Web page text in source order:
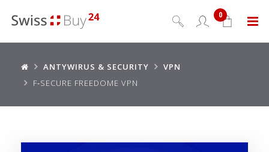
Menu
0
ANTYWIRUS & SECURITY
VPN
F‑SECURE FREEDOME VPN